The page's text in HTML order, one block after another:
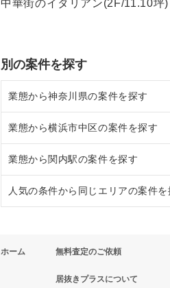
中華街のイタリアン(2F/11.10坪)
別の案件を探す
業態から神奈川県の案件を探す
神奈川県のラーメンの居抜き売却
神奈川県のフランス料理の居抜き
神奈川県のイタリア料理の居抜き
神奈川県のそば・うどんの居抜
神奈川県の寿司の居抜き売却物
業態から横浜市中区の案件を探す
横浜市中区のラーメンの居抜き売
横浜市中区のフランス料理の居抜
横浜市中区の中華の居抜き売却
横浜市中区の寿司の居抜き売却
業態から関内駅の案件を探す
関内駅のラーメンの居抜き売却物
関内駅のイタリア料理の居抜き
関内駅の中華の居抜き売却物件
人気の条件から同じエリアの案件を
横浜市中区の1階の飲食店の居抜
関内駅の1階の飲食店の居抜き売
ホーム 無料査定のご依頼
居抜きプラスについて